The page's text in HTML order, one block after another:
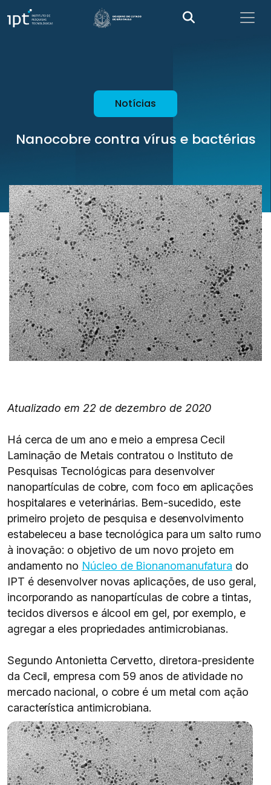
Notícias
Nanocobre contra vírus e bactérias
Atualizado em 22 de dezembro de 2020
Há cerca de um ano e meio a empresa Cecil
Laminação de Metais contratou o Instituto de
Pesquisas Tecnológicas para desenvolver
nanopartículas de cobre, com foco em aplicações
hospitalares e veterinárias. Bem-sucedido, este
primeiro projeto de pesquisa e desenvolvimento
estabeleceu a base tecnológica para um salto rumo
à inovação: o objetivo de um novo projeto em
andamento no Núcleo de Bionanomanufatura do
IPT é desenvolver novas aplicações, de uso geral,
incorporando as nanopartículas de cobre a tintas,
tecidos diversos e álcool em gel, por exemplo, e
agregar a eles propriedades antimicrobianas.
Segundo Antonietta Cervetto, diretora-presidente
da Cecil, empresa com 59 anos de atividade no
mercado nacional, o cobre é um metal com ação
característica antimicrobiana.